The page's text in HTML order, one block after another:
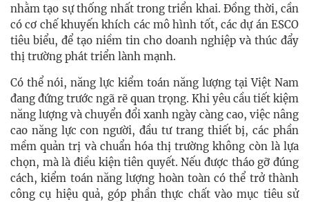
nhằm tạo sự thống nhất trong triển khai. Đồng thời, cần
có cơ chế khuyến khích các mô hình tốt, các dự án ESCO
tiêu biểu, để tạo niềm tin cho doanh nghiệp và thúc đẩy
thị trường phát triển lành mạnh.
Có thể nói, năng lực kiểm toán năng lượng tại Việt Nam
đang đứng trước ngã rẽ quan trọng. Khi yêu cầu tiết kiệm
năng lượng và chuyển đổi xanh ngày càng cao, việc nâng
cao năng lực con người, đầu tư trang thiết bị, các phần
mềm quản trị và chuẩn hóa thị trường không còn là lựa
chọn, mà là điều kiện tiên quyết. Nếu được tháo gỡ đúng
cách, kiểm toán năng lượng hoàn toàn có thể trở thành
công cụ hiệu quả, góp phần thực chất vào mục tiêu sử